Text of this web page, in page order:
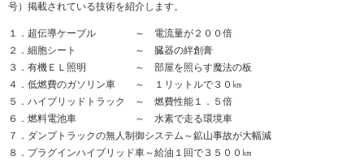
号）掲載されている技術を紹介します。
１．超伝導ケーブル ～ 電流量が２００倍
２．細胞シート ～ 臓器の絆創膏
３．有機ＥＬ照明 ～ 部屋を照らす魔法の板
４．低燃費のガソリン車 ～ １リットルで３０㎞
５．ハイブリッドトラック ～ 燃費性能１．５倍
６．燃料電池車 ～ 水素で走る環境車
７．ダンプトラックの無人制御システム～鉱山事故が大幅減
８．プラグインハイブリッド車～給油１回で３５００㎞